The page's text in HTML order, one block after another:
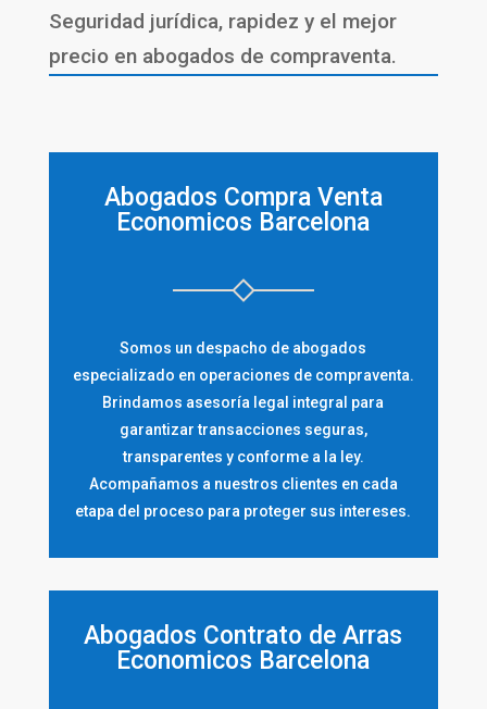
Seguridad jurídica, rapidez y el mejor
precio en abogados de compraventa.
Abogados Compra Venta
Economicos Barcelona
Somos un despacho de abogados
especializado en operaciones de compraventa.
Brindamos asesoría legal integral para
garantizar transacciones seguras,
transparentes y conforme a la ley.
Acompañamos a nuestros clientes en cada
etapa del proceso para proteger sus intereses.
Abogados Contrato de Arras
Economicos Barcelona